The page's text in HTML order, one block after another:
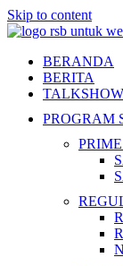
Skip to content
BERANDA
BERITA
TALKSHOW
PROGRAM